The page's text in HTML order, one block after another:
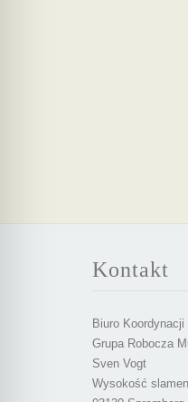
Kontakt
Biuro Koordynacji
Grupa Robocza
Sven Vogt
Wysokość